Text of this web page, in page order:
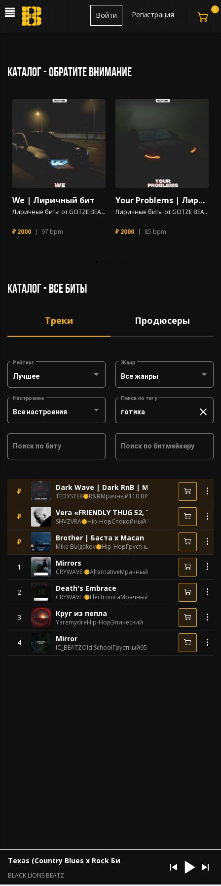
Регистрация
Войти
каталог - обратите внимание
We | Лиричный бит
Лиричные биты от GOTZE BEATZ
₽ 2000 97 bpm
Your Problems | Лиричный бит
Лиричные биты от GOTZE BEATZ
₽ 2000 85 bpm
каталог - все биты
Треки Продюсеры
Лучшее
Рейтинг
Все жанры
Жанр
Все настроения
Настроение Поиск по тегу
Поиск по биту Поиск по битмейкеру
₽ Dark Wave | Dark RnB | Мелодичный
TEDYSTER R&BМрачный110 BPM
₽ Vera «FRIENDLY THUG 52, Trap, ALBLAK 52,
SHVZVRA Hip-HopСпокойный100 BPM
₽ Brother | Баста x Macan | Гитара Лирика
Mike Bulgakov Hip-HopГрустный
1 Mirrors
CRYWAVE. AlternativeМрачный
2 Death's Embrace
CRYWAVE. ElectronicaМрачный
3 Круг из пепла
YaremydraHip-HopЭпический
4 Mirror
IC_BEATZOld SchoolГрустный95 BPM
Texas (Country Blues x Rock Бит | Кантри Блюз Рок |
BLACK LIONS BEATZ
0